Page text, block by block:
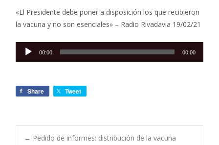
«El Presidente debe poner a disposición los que recibieron
la vacuna y no son esenciales» – Radio Rivadavia 19/02/21
Reproductor
de
00:00 00:00
Share Tweet
← Pedido de informes: distribución de la vacuna